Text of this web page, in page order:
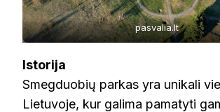
pasvalia.lt
Istorija
Smegduobių parkas yra unikali
Lietuvoje, kur galima pamatyti